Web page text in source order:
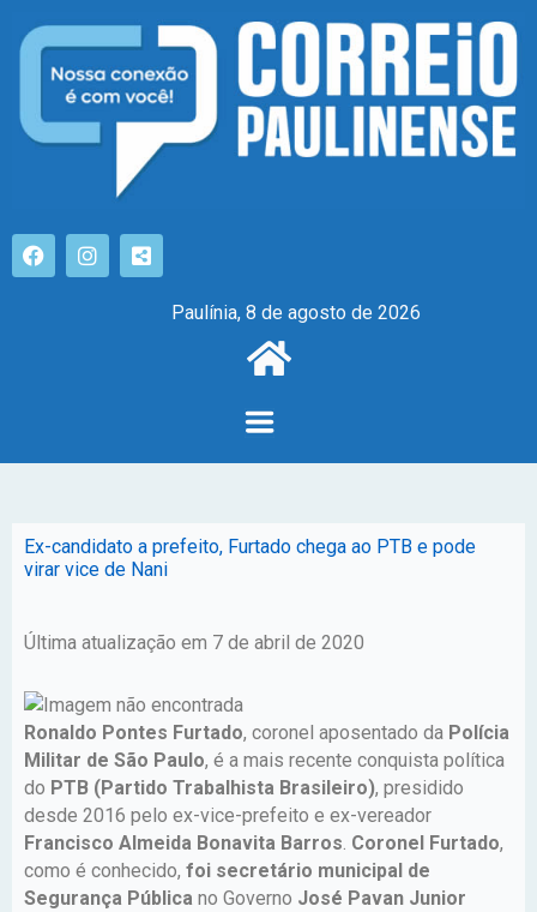
Paulínia, 8 de agosto de 2026
Ex-candidato a prefeito, Furtado chega ao PTB e pode
virar vice de Nani
Última atualização em 7 de abril de 2020
Ronaldo Pontes Furtado, coronel aposentado da Polícia
Militar de São Paulo, é a mais recente conquista política
do PTB (Partido Trabalhista Brasileiro), presidido
desde 2016 pelo ex-vice-prefeito e ex-vereador
Francisco Almeida Bonavita Barros. Coronel Furtado,
como é conhecido, foi secretário municipal de
Segurança Pública no Governo José Pavan Junior